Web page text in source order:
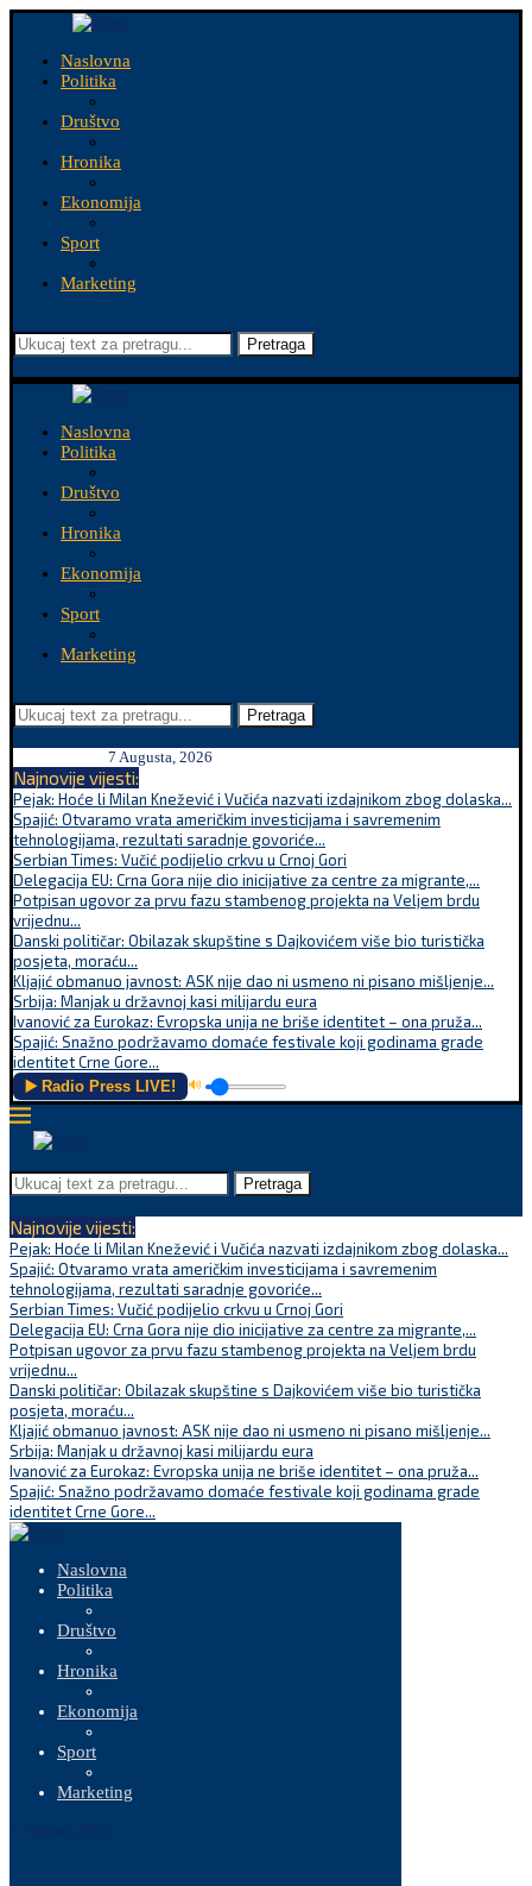
Naslovna
Politika
Društvo
Hronika
Ekonomija
Sport
Marketing
Pretraga
Naslovna
Politika
Društvo
Hronika
Ekonomija
Sport
Marketing
Pretraga
7 Augusta, 2026
Najnovije vijesti:
Pejak: Hoće li Milan Knežević i Vučića nazvati izdajnikom zbog dolaska...
Spajić: Otvaramo vrata američkim investicijama i savremenim
tehnologijama, rezultati saradnje govoriće...
Serbian Times: Vučić podijelio crkvu u Crnoj Gori
Delegacija EU: Crna Gora nije dio inicijative za centre za migrante,...
Potpisan ugovor za prvu fazu stambenog projekta na Veljem brdu
vrijednu...
Danski političar: Obilazak skupštine s Dajkovićem više bio turistička
posjeta, moraću...
Kljajić obmanuo javnost: ASK nije dao ni usmeno ni pisano mišljenje...
Srbija: Manjak u državnoj kasi milijardu eura
Ivanović za Eurokaz: Evropska unija ne briše identitet – ona pruža...
Spajić: Snažno podržavamo domaće festivale koji godinama grade
identitet Crne Gore...
▶️ Radio Press LIVE! 🔊
Pretraga
Najnovije vijesti:
Pejak: Hoće li Milan Knežević i Vučića nazvati izdajnikom zbog dolaska...
Spajić: Otvaramo vrata američkim investicijama i savremenim
tehnologijama, rezultati saradnje govoriće...
Serbian Times: Vučić podijelio crkvu u Crnoj Gori
Delegacija EU: Crna Gora nije dio inicijative za centre za migrante,...
Potpisan ugovor za prvu fazu stambenog projekta na Veljem brdu
vrijednu...
Danski političar: Obilazak skupštine s Dajkovićem više bio turistička
posjeta, moraću...
Kljajić obmanuo javnost: ASK nije dao ni usmeno ni pisano mišljenje...
Srbija: Manjak u državnoj kasi milijardu eura
Ivanović za Eurokaz: Evropska unija ne briše identitet – ona pruža...
Spajić: Snažno podržavamo domaće festivale koji godinama grade
identitet Crne Gore...
Naslovna
Politika
Društvo
Hronika
Ekonomija
Sport
Marketing